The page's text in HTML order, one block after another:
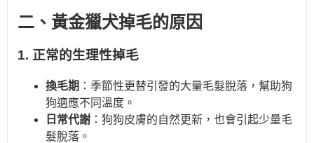
二、黃金獵犬掉毛的原因
1. 正常的生理性掉毛
換毛期 ：季節性更替引發的大量毛髮脫落，幫助狗
狗適應不同溫度。
日常代謝 ：狗狗皮膚的自然更新，也會引起少量毛
髮脫落。